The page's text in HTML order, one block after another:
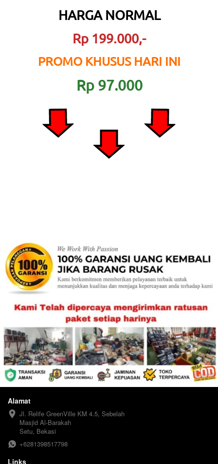
HARGA NORMAL
Rp 199.000,-
PROMO KHUSUS HARI INI
Rp 97.000
Alamat
Jl. Relife GreenVille KM 4.5, Sebelah
Masjid Al-Barakah
Setu, Bekasi
+6281398517798
Links